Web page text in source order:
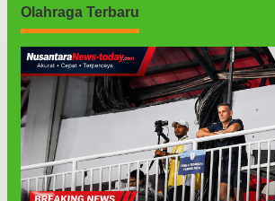
Olahraga Terbaru